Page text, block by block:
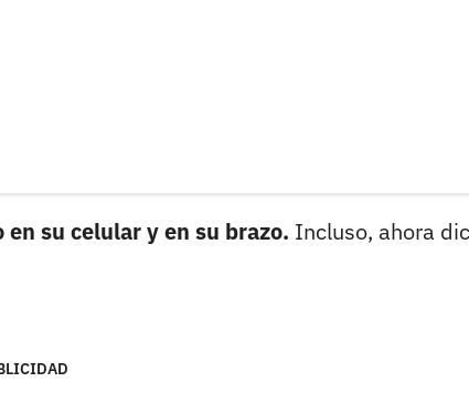
su celular y en su brazo. Incluso, ahora